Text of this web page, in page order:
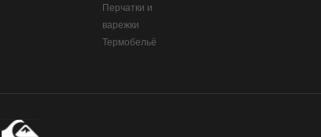
Перчатки и
варежки
Термобельё